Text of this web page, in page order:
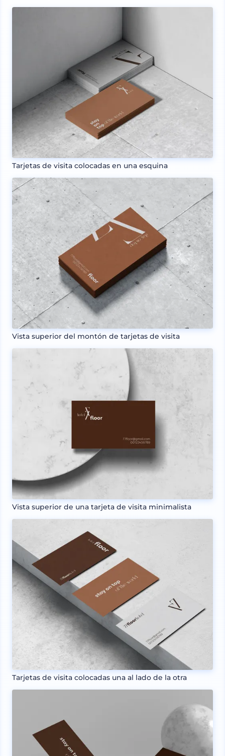
Tarjetas de visita colocadas en una esquina
Vista superior del montón de tarjetas de visita
Vista superior de una tarjeta de visita minimalista
Tarjetas de visita colocadas una al lado de la otra